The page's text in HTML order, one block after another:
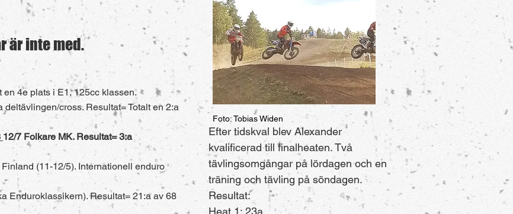
är inte med.
en 4e plats i E1, 125cc klassen.
deltävlingen/cross. Resultat= Totalt en 2:a
12/7 Folkare MK. Resultat= 3:a
(11-12/5). Internationell enduro
Enduroklassikern). Resultat= 21:a av 68
Efter tidskval blev Alexander
kvalificerad till finalheaten. Två
tävlingsomgångar på lördagen och en
träning och tävling på söndagen.
Resultat:
Heat 1: 23a
Foto: Tobias Widen